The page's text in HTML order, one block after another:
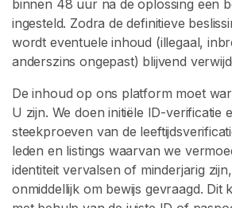
binnen 48 uur na de oplossing een
ingesteld. Zodra de definitieve
wordt eventuele inhoud (illegaal,
anderszins ongepast) blijvend
De inhoud op ons platform moet
U zijn. We doen initiële ID-verificatie
steekproeven van de
leden en listings waarvan we
identiteit vervalsen of minderjarig
onmiddellijk om bewijs gevraagd. Dit